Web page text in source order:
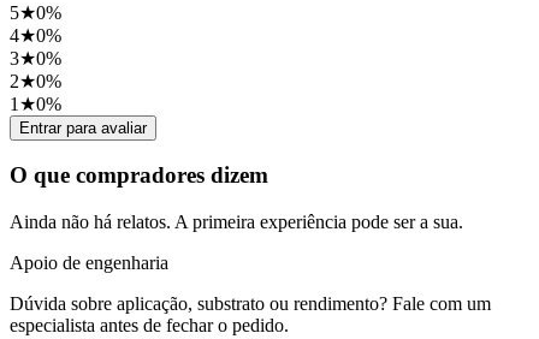
5★0%
4★0%
3★0%
2★0%
1 ★0%
Entrar para avaliar
O que compradores dizem
Ainda não há relatos. A primeira experiência pode ser a sua.
Apoio de engenharia
Dúvida sobre aplicação, substrato ou rendimento? Fale com um
especialista antes de fechar o pedido.